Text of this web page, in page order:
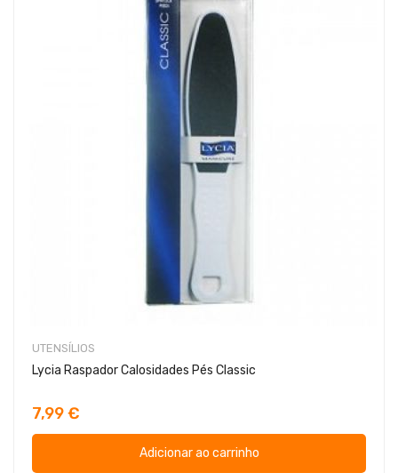
UTENSÍLIOS
Lycia Raspador Calosidades Pés Classic
7,99 €
Adicionar ao carrinho